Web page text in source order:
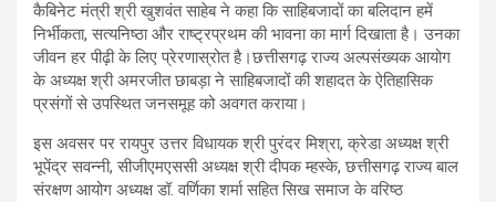
कैबिनेट मंत्री श्री खुशवंत साहेब ने कहा कि साहिबजादों का बलिदान हमें
निर्भीकता, सत्यनिष्ठा और राष्ट्रप्रथम की भावना का मार्ग दिखाता है। उनका
जीवन हर पीढ़ी के लिए प्रेरणास्रोत है।छत्तीसगढ़ राज्य अल्पसंख्यक आयोग
के अध्यक्ष श्री अमरजीत छाबड़ा ने साहिबजादों की शहादत के ऐतिहासिक
प्रसंगों से उपस्थित जनसमूह को अवगत कराया।
इस अवसर पर रायपुर उत्तर विधायक श्री पुरंदर मिश्रा, क्रेडा अध्यक्ष श्री
भूपेंद्र सवन्नी, सीजीएमएससी अध्यक्ष श्री दीपक म्हस्के, छत्तीसगढ़ राज्य बाल
संरक्षण आयोग अध्यक्ष डॉ. वर्णिका शर्मा सहित सिख समाज के वरिष्ठ